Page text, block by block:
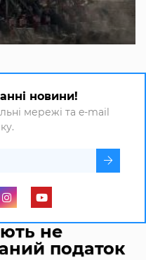
новини!
мережі та e-mail
не
податок